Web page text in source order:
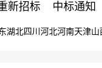
新招标 中标通知
湖北四川 河北河南天津山